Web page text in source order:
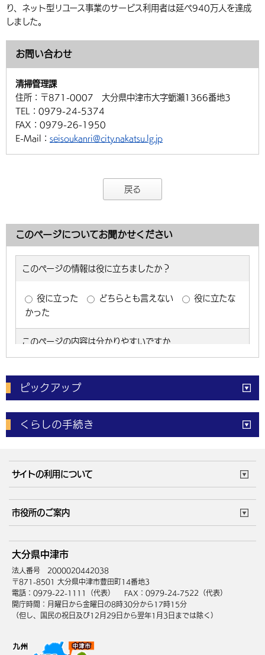
り、ネット型リユース事業のサービス利用者は延べ940万人を達成
しました。
お問い合わせ
清掃管理課
住所： 〒871-0007 大分県中津市大字蛎瀬1366番地3
TEL： 0979-24-5374
FAX： 0979-26-1950
E-Mail： seisoukanri@city.nakatsu.lg.jp
戻る
このページについてお聞かせください
ピックアップ
電子申請 窓口の混雑状況
体育施設予約状況 ご意見・ご要望
くらしの手続き
成人・仕事
住まい・引越 ごみ・環境
健康・医療 障がい・福祉
高齢・介護
サイトの利用について
サイトマップ
市役所のご案内
庁舎地図 組織案内
中津市へのアクセス
大分県中津市
法人番号 2000020442038
〒871-8501 大分県中津市豊田町14番地3
電話：0979-22-1111（代表）
FAX：0979-24-7522（代表）
開庁時間：月曜日から金曜日の8時30分から17時15分
（但し、国民の祝日及び12月29日から翌年1月3日までは除く）